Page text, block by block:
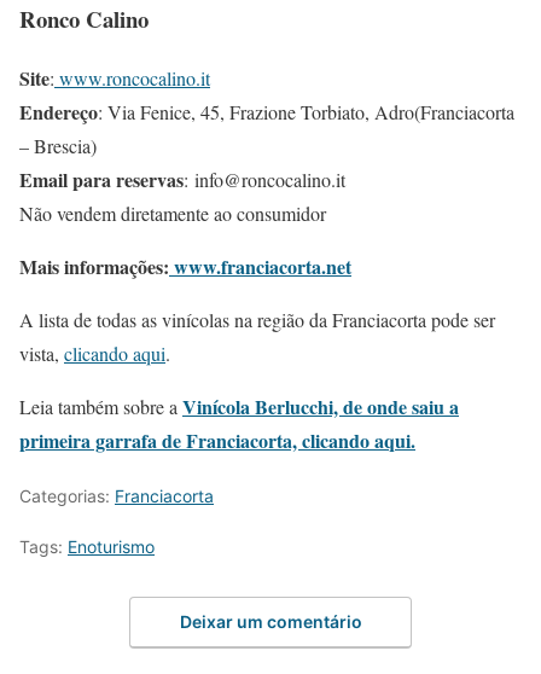
Ronco Calino
Site: www.roncocalino.it
Endereço: Via Fenice, 45, Frazione Torbiato, Adro(Franciacorta
– Brescia)
Email para reservas: info@roncocalino.it
Não vendem diretamente ao consumidor
Mais informações: www.franciacorta.net
A lista de todas as vinícolas na região da Franciacorta pode ser
vista, clicando aqui.
Leia também sobre a Vinícola Berlucchi, de onde saiu a
primeira garrafa de Franciacorta, clicando aqui.
Categorias: Franciacorta
Tags: Enoturismo
Deixar um comentário